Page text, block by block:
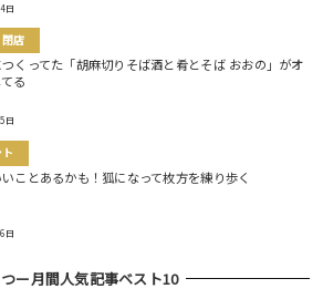
日
店
くってた「胡麻切りそば酒と肴とそば おおの」がオ
る
日
ことあるかも！狐になって枚方を練り歩く
日
ー月間人気記事ベスト10